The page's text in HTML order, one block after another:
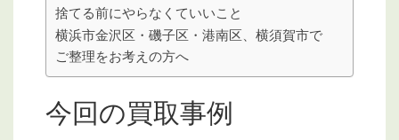
捨てる前にやらなくていいこと
横浜市金沢区・磯子区・港南区、横須賀市で
ご整理をお考えの方へ
今回の買取事例